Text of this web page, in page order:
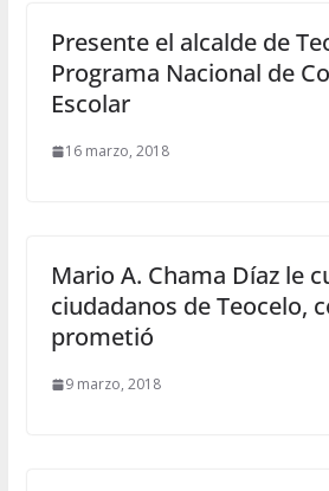
Presente el alcalde de
Programa Nacional de
Escolar
16 marzo, 2018
Mario A. Chama Díaz le
ciudadanos de Teocelo,
prometió
9 marzo, 2018